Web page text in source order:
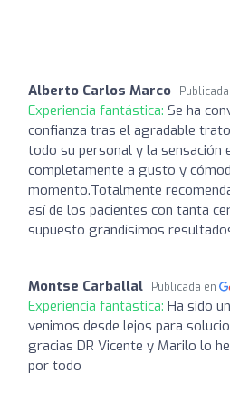
Alberto Carlos Marco
Experiencia fantástica: Se ha
confianza tras el agradable
todo su personal y la sensación
completamente a gusto y
momento.Totalmente
así de los pacientes con tanta
supuesto grandísimos
Montse Carballal Publicada en
Experiencia fantástica: Ha sido
venimos desde lejos para
gracias DR Vicente y Marilo lo
por todo